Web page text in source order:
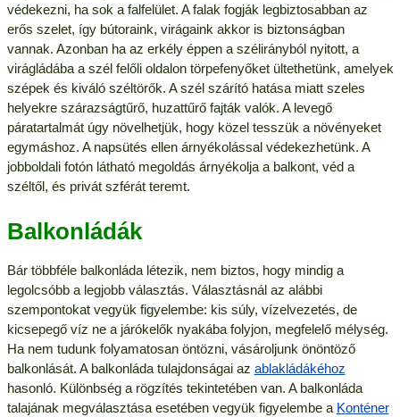
védekezni, ha sok a falfelület. A falak fogják legbiztosabban az
erős szelet, így bútoraink, virágaink akkor is biztonságban
vannak. Azonban ha az erkély éppen a szélirányból nyitott, a
virágládába a szél felőli oldalon törpefenyőket ültethetünk, amelyek
szépek és kiváló széltörők. A szél szárító hatása miatt szeles
helyekre szárazságtűrő, huzattűrő fajták valók. A levegő
páratartalmát úgy növelhetjük, hogy közel tesszük a növényeket
egymáshoz. A napsütés ellen árnyékolással védekezhetünk. A
jobboldali fotón látható megoldás árnyékolja a balkont, véd a
széltől, és privát szférát teremt.
Balkonládák
Bár többféle balkonláda létezik, nem biztos, hogy mindig a
legolcsóbb a legjobb választás. Választásnál az alábbi
szempontokat vegyük figyelembe: kis súly, vízelvezetés, de
kicsepegő víz ne a járókelők nyakába folyjon, megfelelő mélység.
Ha nem tudunk folyamatosan öntözni, vásároljunk önöntöző
balkonlását. A balkonláda tulajdonságai az ablakládákéhoz
hasonló. Különbség a rögzítés tekintetében van. A balkonláda
talajának megválasztása esetében vegyük figyelembe a Konténer